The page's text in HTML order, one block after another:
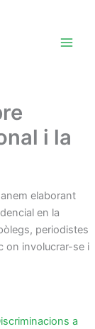
i la
elaborant
en la
periodistes
on involucrar-se i
a